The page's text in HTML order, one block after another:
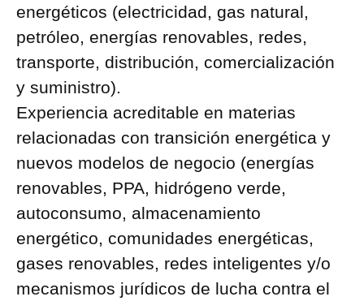
energéticos (electricidad, gas natural,
petróleo, energías renovables, redes,
transporte, distribución, comercialización
y suministro).
Experiencia acreditable en materias
relacionadas con transición energética y
nuevos modelos de negocio (energías
renovables, PPA, hidrógeno verde,
autoconsumo, almacenamiento
energético, comunidades energéticas,
gases renovables, redes inteligentes y/o
mecanismos jurídicos de lucha contra el